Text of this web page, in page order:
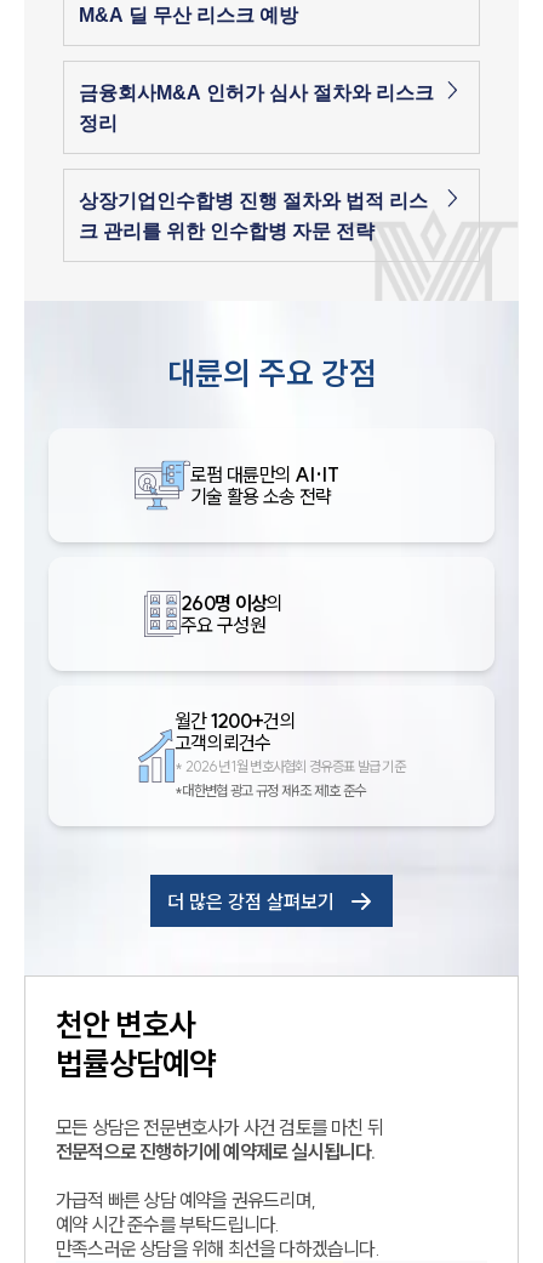
M&A 딜 무산 리스크 예방
금융회사M&A 인허가 심사 절차와 리스크
정리
상장기업인수합병 진행 절차와 법적 리스
크 관리를 위한 인수합병 자문 전략
대륜의 주요 강점
로펌 대륜만의 AI·IT
기술 활용 소송 전략
260명 이상의
주요 구성원
월간1200+건의
고객의뢰건수
* 2026년 1월 변호사협회 경유증표 발급 기준
*대한변협 광고 규정 제4조 제1호 준수
더 많은 강점 살펴보기
천안변호사
법률상담예약
모든 상담은 전문변호사가 사건 검토를 마친 뒤
전문적으로 진행하기에 예약제로 실시됩니다.
가급적 빠른 상담 예약을 권유드리며,
예약 시간 준수를 부탁드립니다.
만족스러운 상담을 위해 최선을 다하겠습니다.